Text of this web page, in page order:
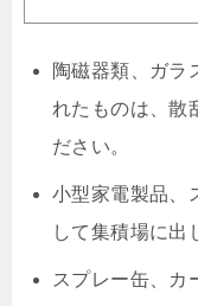
陶磁器類、ガラ
れたものは、散
ださい。
小型家電製品、
して集積場に出
スプレー缶、カ